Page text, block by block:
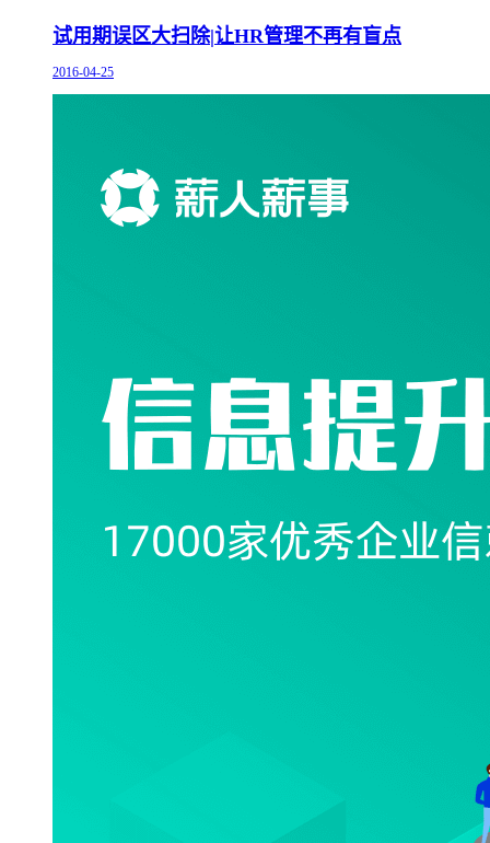
试用期误区大扫除|让HR管理不再有盲点
2016-04-25